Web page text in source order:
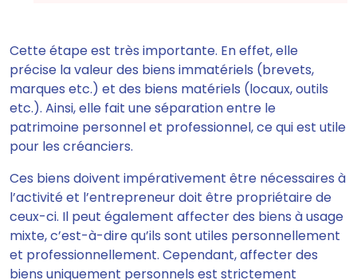
Cette étape est très importante. En effet, elle
précise la valeur des biens immatériels (brevets,
marques etc.) et des biens matériels (locaux, outils
etc.). Ainsi, elle fait une séparation entre le
patrimoine personnel et professionnel, ce qui est utile
pour les créanciers.
Ces biens doivent impérativement être nécessaires à
l’activité et l’entrepreneur doit être propriétaire de
ceux-ci. Il peut également affecter des biens à usage
mixte, c’est-à-dire qu’ils sont utiles personnellement
et professionnellement. Cependant, affecter des
biens uniquement personnels est strictement